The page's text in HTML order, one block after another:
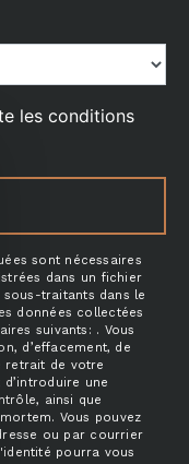
les conditions
sont nécessaires
dans un fichier
sous-traitants dans le
données collectées
suivants: . Vous
d’effacement, de
retrait de votre
une
ainsi que
Vous pouvez
ou par courrier
pourra vous